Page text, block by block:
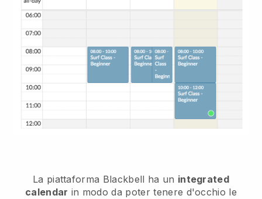
La piattaforma Blackbell ha un integrated
calendar in modo da poter tenere d'occhio le